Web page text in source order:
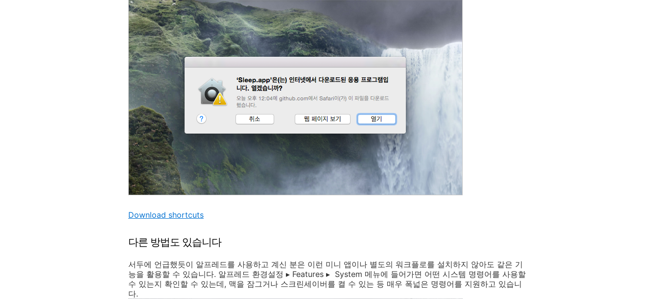
Download shortcuts
다른 방법도 있습니다
서두에 언급했듯이 알프레드를 사용하고 계신 분은 이런 미니 앱이나 별도의 워크플로를 설치하지 않아도 같은 기
능을 활용할 수 있습니다. 알프레드 환경설정 ▸ Features ▸ System 메뉴에 들어가면 어떤 시스템 명령어를 사용할
수 있는지 확인할 수 있는데, 맥을 잠그거나 스크린세이버를 켤 수 있는 등 매우 폭넓은 명령어를 지원하고 있습니
다.